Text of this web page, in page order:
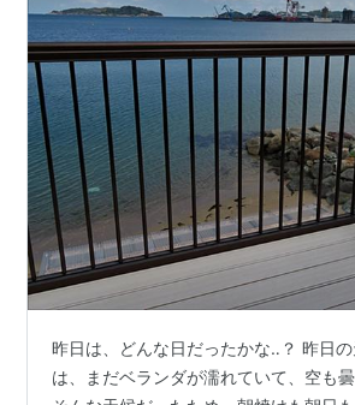
昨日は、どんな日だったかな‥？ 昨日
は、まだベランダが濡れていて、空も曇